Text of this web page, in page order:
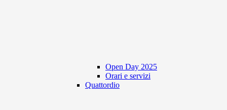
Open Day 2025
Orari e servizi
Quattordio